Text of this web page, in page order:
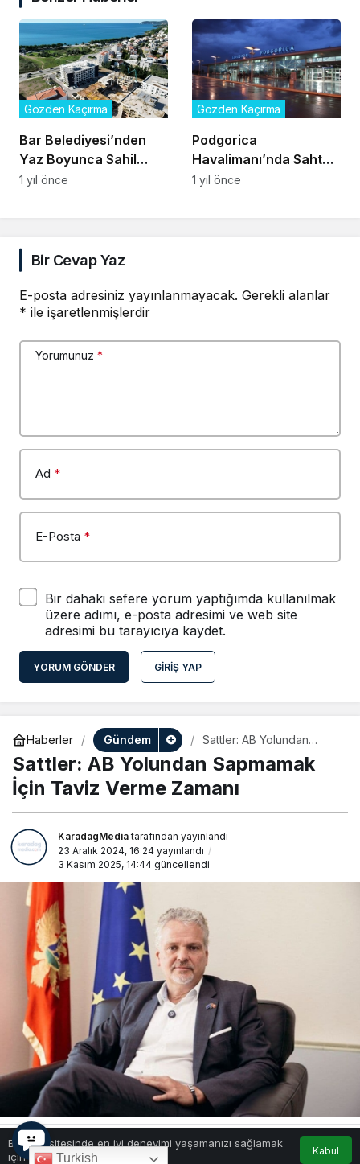
Bar Belediyesi’nden
Yaz Boyunca Sahil
Kesiminde İnşaat
Gözden Kaçırma
1 yıl önce
Podgorica
Havalimanı’nda Sahte
Pasaportlu Türk
Gözden Kaçırma
1 yıl önce
Bir Cevap Yaz
E-posta adresiniz yayınlanmayacak. Gerekli alanlar
* ile işaretlenmişlerdir
Yorumunuz *
Ad *
E-Posta *
Bir dahaki sefere yorum yaptığımda kullanılmak
üzere adımı, e-posta adresimi ve web site
adresimi bu tarayıcıya kaydet.
YORUM GÖNDER GIRIŞ YAP
Haberler Gündem
Sattler: AB Yolundan
Verme Zamanı
Sattler: AB Yolundan Sapmamak
İçin Taviz Verme Zamanı
KaradagMediatarafından yayınlandı
23 Aralık 2024, 16:24 yayınlandı
3 Kasım 2025, 14:44 güncellendi
0 Beğen
Bu web sitesinde en iyi deneyimi yaşamanızı sağlamak
için çerezler kullanılmaktadır.
Kabul
Turkish